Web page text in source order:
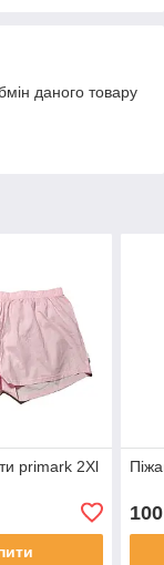
даного товару
primark 2Хl
100